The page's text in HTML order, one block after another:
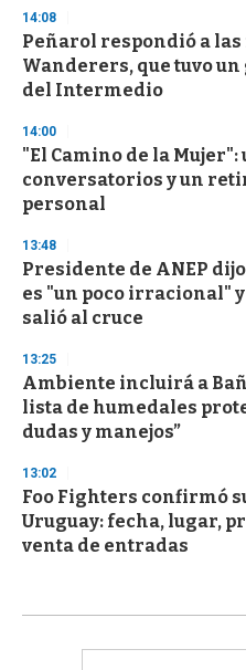
14:08
Peñarol respondió a
Wanderers, que tuvo
del Intermedio
14:00
"El Camino de la
conversatorios y un
personal
13:48
Presidente de ANEP
es "un poco irracional"
salió al cruce
13:25
Ambiente incluirá a
lista de humedales
dudas y manejos”
13:02
Foo Fighters confirmó
Uruguay: fecha, lugar,
venta de entradas